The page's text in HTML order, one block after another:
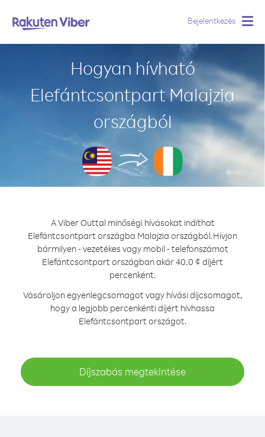
Bejelentkezés
Hogyan hívható
Elefántcsontpart Malajzia
országból
A Viber Outtal minőségi hívásokat indíthat
Elefántcsontpart országba Malajzia országból.Hívjon
bármilyen - vezetékes vagy mobil - telefonszámot
Elefántcsontpart országban akár 40.0 ¢ díjért
percenként.
Vásároljon egyenlegcsomagot vagy hívási díjcsomagot,
hogy a legjobb percenkénti díjért hívhassa
Elefántcsontpart országot.
Díjszabás megtekintése